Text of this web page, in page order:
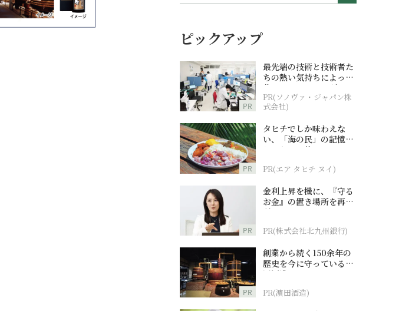
ピックアップ
PR
最先端の技術と技術者た
ちの熱い気持ちによって
作られているオーダーメ
イド補聴器
PR(ソノヴァ・ジャパン株
式会社)
PR
タヒチでしか味わえな
い、「海の民」の記憶へ
とつながる旅
PR(エア タヒチ ヌイ)
PR
金利上昇を機に、『守る
お金』の置き場所を再検
討
PR(株式会社北九州銀行)
PR
創業から続く150余年の
歴史を今に守っている濵
田酒造
PR(濵田酒造)